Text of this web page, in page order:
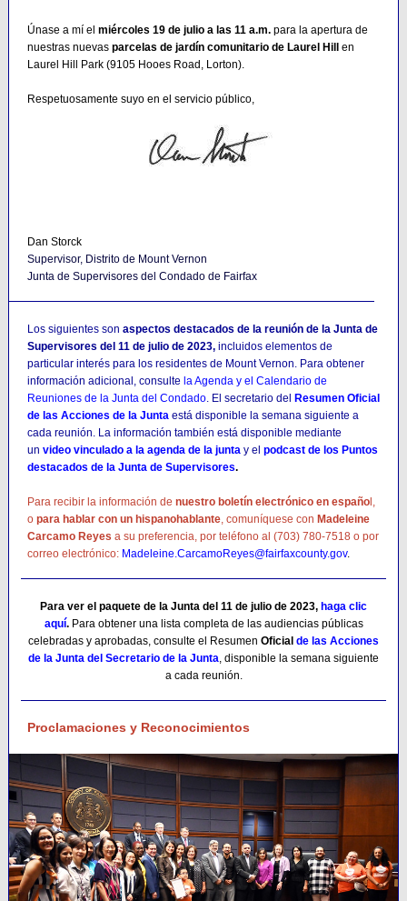
Únase a mí el miércoles 19 de julio a las 11 a.m. para la apertura de
nuestras nuevas parcelas de jardín comunitario de Laurel Hill
en
Laurel Hill Park (9105 Hooes Road, Lorton).
Respetuosamente suyo en el servicio público,
Dan Storck
Supervisor, Distrito de Mount Vernon
Junta de Supervisores del Condado de Fairfax
Los siguientes son aspectos destacados de la reunión de la Junta de
Supervisores del 11 de julio de 2023, incluidos elementos de
particular interés para los residentes de Mount Vernon. Para obtener
información adicional, consulte la Agenda y el Calendario de
Reuniones de la Junta del Condado. El secretario del
Resumen Oficial
de las Acciones de la Junta está disponible la semana siguiente a
cada reunión. La información también está disponible mediante
un video vinculado a la agenda de la junta y el podcast de los Puntos
destacados de la Junta de Supervisores.
Para recibir la información de nuestro boletín electrónico en españo l,
o para hablar con un hispanohablante, comuníquese con Madeleine
Carcamo Reyes a su preferencia, por teléfono al (703) 780-7518 o por
correo electrónico: Madeleine.CarcamoReyes@fairfaxcounty.gov.
Para ver el paquete de la Junta del 11 de julio de 2023, haga clic
aquí. Para obtener una lista completa de las audiencias públicas
celebradas y aprobadas, consulte el Resumen Oficial de las Acciones
de la Junta del Secretario de la Junta, disponible la semana siguiente
a cada reunión.
Proclamaciones y Reconocimientos